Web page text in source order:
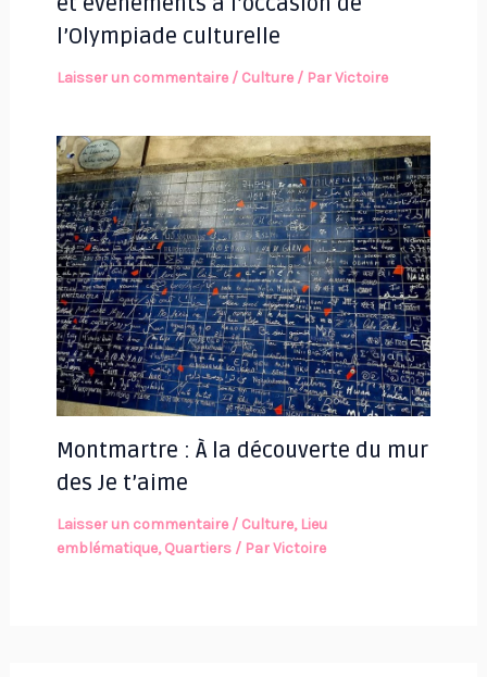
l’Olympiade culturelle
Laisser un commentaire / Culture/ ParVictoire
Montmartre : À la découverte du mur
des Je t’aime
Laisser un commentaire / Culture, Lieu
emblématique,Quartiers/ ParVictoire